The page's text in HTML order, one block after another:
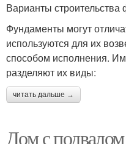
Варианты
Фундаменты могут
используются для их
способом исполнения.
разделяют их виды:
читать дальше →
Дом с